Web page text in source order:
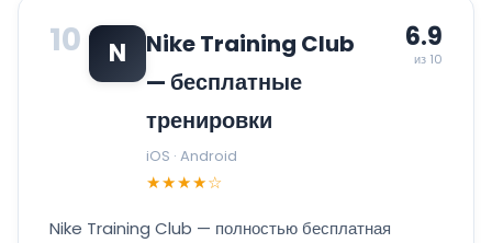
10 N
Nike Training Club
— бесплатные
тренировки
iOS · Android
★★★★☆
6.9
из 10
Nike Training Club — полностью бесплатная